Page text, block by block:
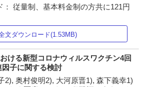
： 従量制、基本料金制の方共に121円
文ダウンロード(1.53MB)
ける新型コロナウィルスワクチン4回
子に関する検討
2), 奥村俊明2), 大河原晋1), 森下義幸1)